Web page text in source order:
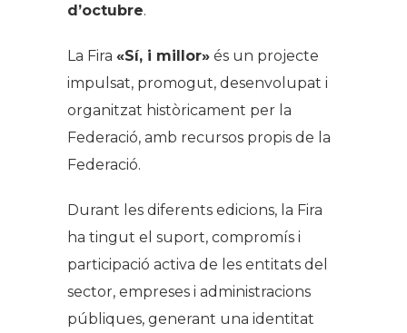
d’octubre.
La Fira «Sí, i millor» és un projecte
impulsat, promogut, desenvolupat i
organitzat històricament per la
Federació, amb recursos propis de la
Federació.
Durant les diferents edicions, la Fira
ha tingut el suport, compromís i
participació activa de les entitats del
sector, empreses i administracions
públiques, generant una identitat